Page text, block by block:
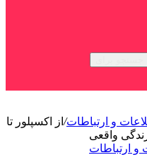
و ارتباطات/ از اکسپلور تا
واقعی
و ارتباطات